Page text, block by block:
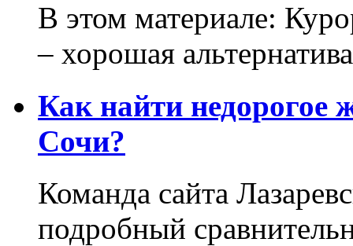
В этом материале:
– хорошая
Как найти недорогое
Сочи?
Команда сайта
подробный